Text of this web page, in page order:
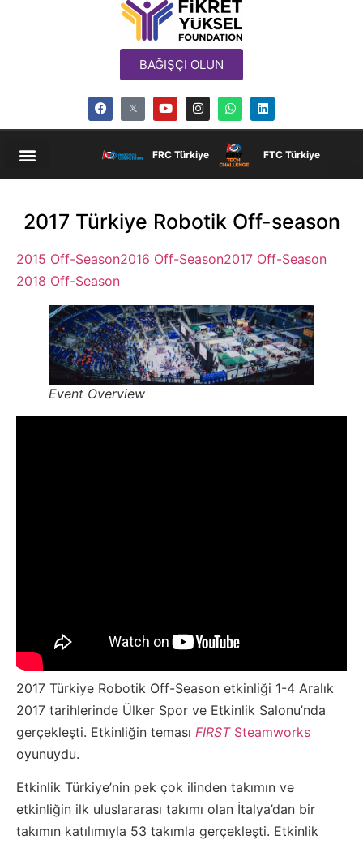
BAĞIŞÇI OLUN
FRC Türkiye FTC Türkiye
2017 Türkiye Robotik Off-season
2015 Off-Season2016 Off-Season2017 Off-Season
2018 Off-Season
Event Overview
2017 Türkiye Robotik Off-Season etkinliği 1-4 Aralık
2017 tarihlerinde Ülker Spor ve Etkinlik Salonu’nda
gerçekleşti. Etkinliğin teması FIRSTSteamworks
oyunuydu.
Etkinlik Türkiye’nin pek çok ilinden takımın ve
etkinliğin ilk uluslararası takımı olan İtalya’dan bir
takımın katılımıyla 53 takımla gerçekleşti. Etkinlik